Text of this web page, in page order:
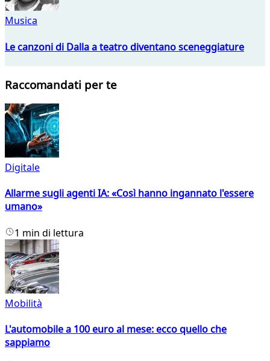
Musica
Le canzoni di Dalla a teatro diventano sceneggiature
Raccomandati per te
Digitale
Allarme sugli agenti IA: «Così hanno ingannato l'essere
umano»
1 min di lettura
Mobilità
L'automobile a 100 euro al mese: ecco quello che
sappiamo